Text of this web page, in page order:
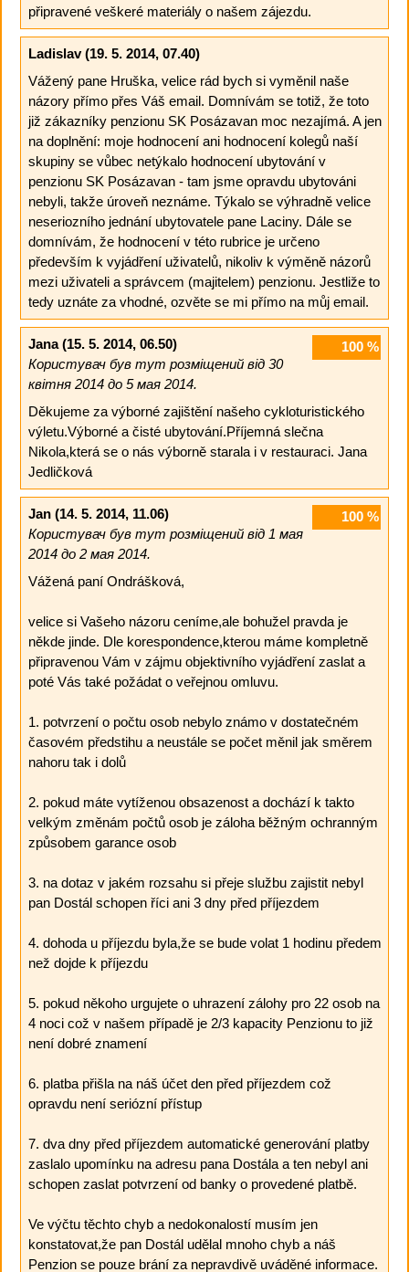
připravené veškeré materiály o našem zájezdu.
Ladislav(19. 5. 2014, 07.40)
Vážený pane Hruška, velice rád bych si vyměnil naše
názory přímo přes Váš email. Domnívám se totiž, že toto
již zákazníky penzionu SK Posázavan moc nezajímá. A jen
na doplnění: moje hodnocení ani hodnocení kolegů naší
skupiny se vůbec netýkalo hodnocení ubytování v
penzionu SK Posázavan - tam jsme opravdu ubytováni
nebyli, takže úroveň neznáme. Týkalo se výhradně velice
neseriozního jednání ubytovatele pane Laciny. Dále se
domnívám, že hodnocení v této rubrice je určeno
především k vyjádření uživatelů, nikoliv k výměně názorů
mezi uživateli a správcem (majitelem) penzionu. Jestliže to
tedy uznáte za vhodné, ozvěte se mi přímo na můj email.
100%
Jana(15. 5. 2014, 06.50)
Користувач був тут розміщений від 30
квітня 2014 до 5 мая 2014.
Děkujeme za výborné zajištění našeho cykloturistického
výletu.Výborné a čisté ubytování.Příjemná slečna
Nikola,která se o nás výborně starala i v restauraci. Jana
Jedličková
100%
Jan(14. 5. 2014, 11.06)
Користувач був тут розміщений від 1 мая
2014 до 2 мая 2014.
Vážená paní Ondrášková,
velice si Vašeho názoru ceníme,ale bohužel pravda je
někde jinde. Dle korespondence,kterou máme kompletně
připravenou Vám v zájmu objektivního vyjádření zaslat a
poté Vás také požádat o veřejnou omluvu.
1. potvrzení o počtu osob nebylo známo v dostatečném
časovém předstihu a neustále se počet měnil jak směrem
nahoru tak i dolů
2. pokud máte vytíženou obsazenost a dochází k takto
velkým změnám počtů osob je záloha běžným ochranným
způsobem garance osob
3. na dotaz v jakém rozsahu si přeje službu zajistit nebyl
pan Dostál schopen říci ani 3 dny před příjezdem
4. dohoda u příjezdu byla,že se bude volat 1 hodinu předem
než dojde k příjezdu
5. pokud někoho urgujete o uhrazení zálohy pro 22 osob na
4 noci což v našem případě je 2/3 kapacity Penzionu to již
není dobré znamení
6. platba přišla na náš účet den před příjezdem což
opravdu není seriózní přístup
7. dva dny před příjezdem automatické generování platby
zaslalo upomínku na adresu pana Dostála a ten nebyl ani
schopen zaslat potvrzení od banky o provedené platbě.
Ve výčtu těchto chyb a nedokonalostí musím jen
konstatovat,že pan Dostál udělal mnoho chyb a náš
Penzion se pouze brání za nepravdivě uváděné informace.